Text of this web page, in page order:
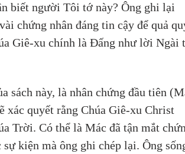
biết người Tôi tớ này? Ông ghi lại
chứng nhân đáng tin cậy để quả
Giê-xu chính là Đấng như lời Ngài
sách này, là nhân chứng đầu tiên
xác quyết rằng Chúa Giê-xu Christ
Trời. Có thể là Mác đã tận mắt
kiện mà ông ghi chép lại. Ông